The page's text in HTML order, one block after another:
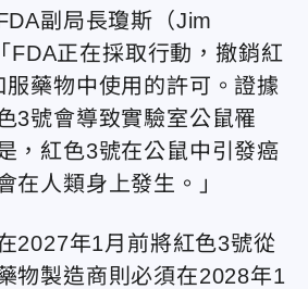
副局長瓊斯（Jim
FDA正在採取行動，撤銷紅
藥物中使用的許可。證據
3號會導致實驗室公鼠罹
，紅色3號在公鼠中引發癌
在人類身上發生。」
2027年1月前將紅色3號從
物製造商則必須在2028年1